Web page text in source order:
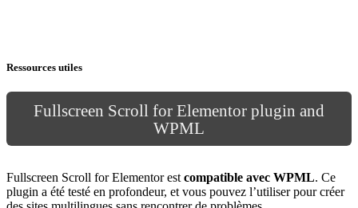
Ressources utiles
Fullscreen Scroll for Elementor plugin and
WPML
Fullscreen Scroll for Elementor est compatible avec WPML. Ce
plugin a été testé en profondeur, et vous pouvez l’utiliser pour créer